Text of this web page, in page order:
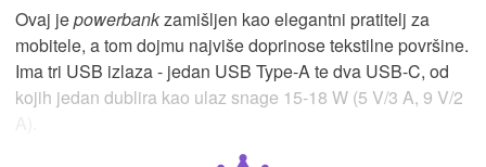
Ovaj jepowerbankzamišljen kao elegantni pratitelj za
mobitele, a tom dojmu najviše doprinose tekstilne površine.
Ima tri USB izlaza - jedan USB Type-A te dva USB-C, od
kojih jedan dublira kao ulaz snage 15-18 W (5 V/3 A, 9 V/2